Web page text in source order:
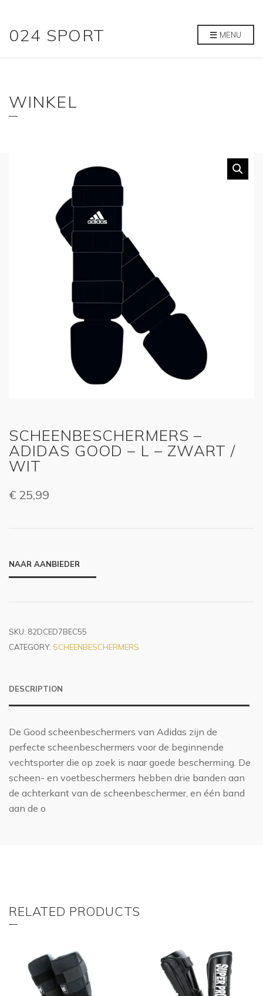
024 SPORT MENU
WINKEL
SCHEENBESCHERMERS –
ADIDAS GOOD – L – ZWART /
WIT
€ 25,99
NAAR AANBIEDER
SKU: 82DCED7BEC55
CATEGORY: SCHEENBESCHERMERS
DESCRIPTION
De Good scheenbeschermers van Adidas zijn de
perfecte scheenbeschermers voor de beginnende
vechtsporter die op zoek is naar goede bescherming. De
scheen- en voetbeschermers hebben drie banden aan
de achterkant van de scheenbeschermer, en één band
aan de o
RELATED PRODUCTS